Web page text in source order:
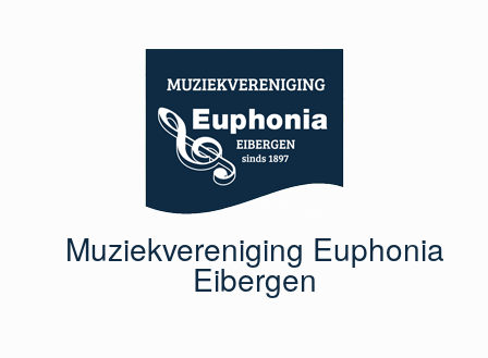
Muziekvereniging Euphonia
Eibergen